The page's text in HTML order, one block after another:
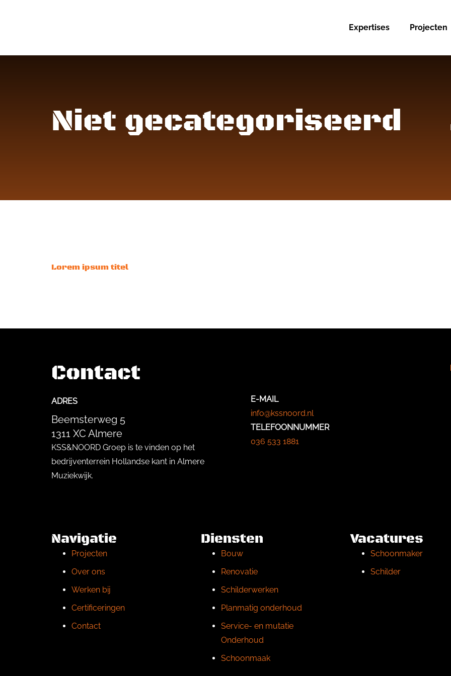
Expertises Projecten
Niet gecategoriseerd
Lorem ipsum titel
Contact
ADRES
Beemsterweg 5
1311 XC Almere
KSS&NOORD Groep is te vinden op het
bedrijventerrein Hollandse kant in Almere
Muziekwijk.
E-MAIL
info@kssnoord.nl
TELEFOONNUMMER
036 533 1881
Navigatie
Projecten
Over ons
Werken bij
Certificeringen
Contact
Diensten
Bouw
Renovatie
Schilderwerken
Planmatig onderhoud
Service- en mutatie
Onderhoud
Schoonmaak
Vacatures
Schoonmaker
Schilder